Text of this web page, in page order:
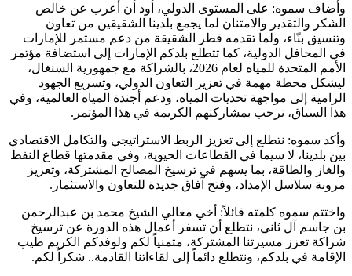
وأضاف سموه: على المستوى الدولي، أود أن أعرب عن خالص
الشكر والتقدير والامتنان لما يجمع بلدينا الشقيقين من تعاون
وتنسيق بنّاء، ولما تقدمه قطر الشقيقة من دعم مستمر للإمارات
في المحافل الدولية، كما تتطلع بلدكم الإمارات إلى استضافة مؤتمر
الأمم المتحدة للمياه لعام 2026، بالشراكة مع جمهورية السنغال،
ليشكل محطة مهمة في تعزيز التعاون الدولي، وتسريع الجهود
الرامية إلى مواجهة تحديات المياه، ودعم أجندة المياه العالمية، وفي
هذا السياق، نرحب بمشاركتهم الكريمة في هذا المؤتمر.
وأكد سموه: نتطلع إلى تعزيز الربط الاستراتيجي والتكامل الاقتصادي
بين بلدينا، لا سيما في القطاعات الحيوية، وفي مقدمتها قطاع النفط
والغاز والطاقة، بما يسهم في ترسيخ المصالح المشتركة، وتعزيز
مرونة سلاسل الإمداد، وفتح آفاق جديدة للتعاون والاستثمار.
واختتم سموه كلمته قائلاً: أخي معالي الشيخ محمد بن عبدالرحمن
بن جاسم آل ثاني، نتطلع أن تسفر أعمال هذه الدورة عن ترسيخ
شراكة تعزز مسيرتنا المشتركة، متمنياً لكم ولوفدكم الكريم طيب
الإقامة في بلدكم، ونتطلع دائماً إلى لقاءاتنا القادمة.. شكراً لكم.